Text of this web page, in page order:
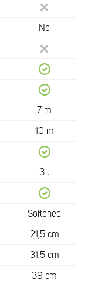
No
7 m
10 m
3 l
Softened
21,5 cm
31,5 cm
39 cm